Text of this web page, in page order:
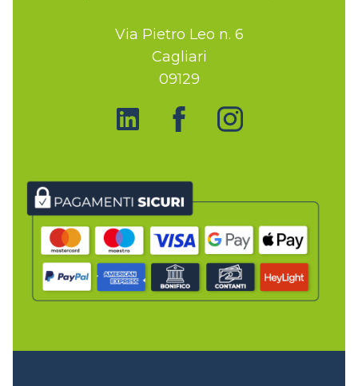
Via Pietro Leo n. 6
Cagliari
09129